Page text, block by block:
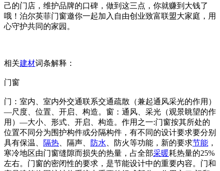
己的门店，维护品牌的口碑，做到这三点，你就赚到大钱了
哦！泊尔英菲门窗邀你一起加入自由创业致富联盟大家庭，用
心守护共同的家园。
相关建材词条解释：
门窗
门：室内、室内外交通联系交通疏散（兼起通风采光的作用）
—尺度、位置、开启、构造。窗：通风、采光（观景眺望的作
用）—大小、形式、开启、构造。作用之一:门窗按其所处的
位置不同分为围护构件或分隔构件，有不同的设计要求要分别
具有保温、
隔热 、隔声、 防水 、防火等功能，新的要求节能 ，
寒冷地区由门窗缝隙而损失的热量，占全部采暖耗热量的25%
左右。门窗的密闭性的要求，是节能设计中的重要内容。门和